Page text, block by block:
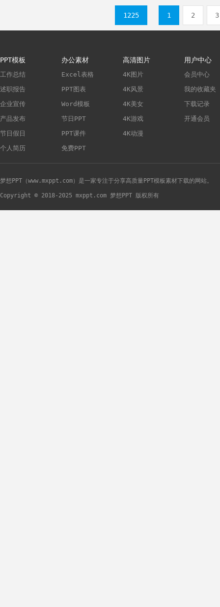
1225 1 2 3
PPT模板
工作总结
述职报告
企业宣传
产品发布
节日假日
个人简历
办公素材
Excel表格
PPT图表
Word模板
节日PPT
PPT课件
免费PPT
高清图片
4K图片
4K风景
4K美女
4K游戏
4K动漫
用户中心
会员中心
我的收藏夹
下载记录
开通会员
梦想PPT（www.mxppt.com）是一家专注于分享高质量PPT模板素材下载的网站。
Copyright © 2018-2025 mxppt.com 梦想PPT 版权所有